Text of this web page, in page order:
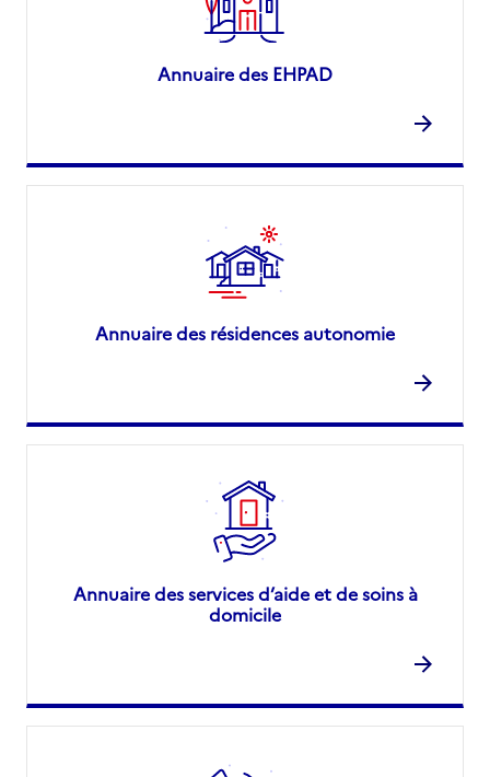
Annuaire des EHPAD
Annuaire des résidences autonomie
Annuaire des services d’aide et de soins à
domicile